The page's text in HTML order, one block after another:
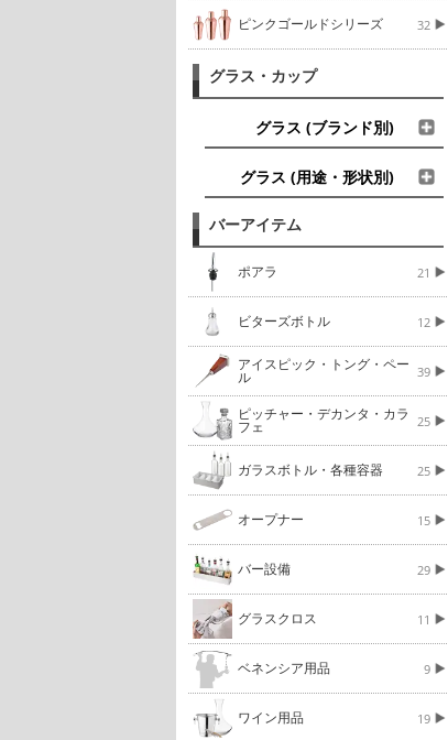
ピンクゴールドシリーズ 32
グラス・カップ
グラス (ブランド別)
グラス (用途・形状別)
バーアイテム
ポアラ 21
ビターズボトル 12
アイスピック・トング・ペー
ル 39
ピッチャー・デカンタ・カラ
フェ 25
ガラスボトル・各種容器 25
オープナー 15
バー設備 29
グラスクロス 11
ベネンシア用品 9
ワイン用品 19